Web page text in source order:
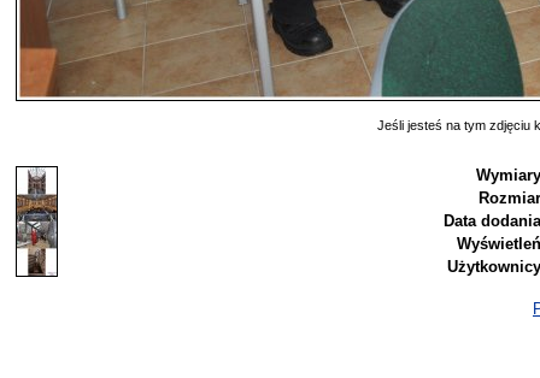
Jeśli jesteś na tym zdjęciu
Data